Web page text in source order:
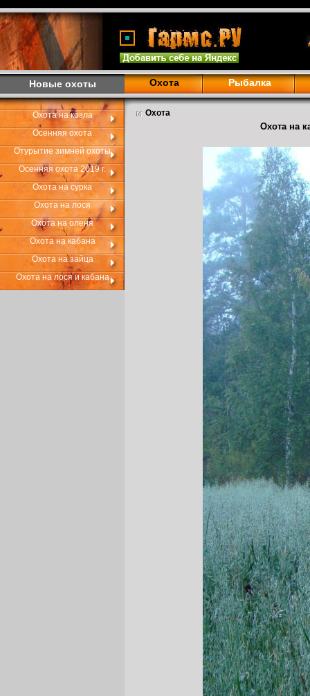
Новые охоты Охота Рыбалка
Охота на козла
Осенняя охота
Отурытие зимней охоты
Осенняя охота 2019 г.
Охота на сурка
Охота на лося
Охота на оленя
Охота на кабана
Охота на зайца
Охота на лося и кабана
Охота
Охота на